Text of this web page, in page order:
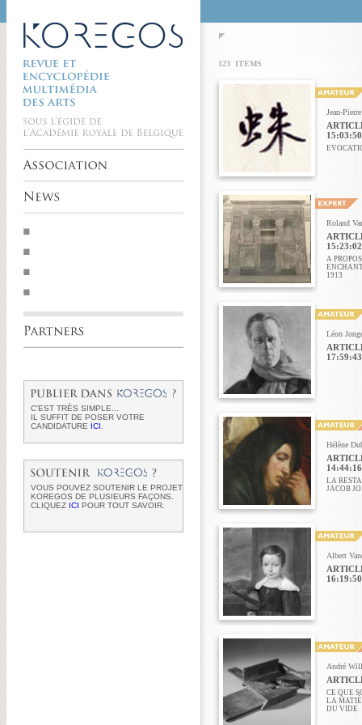
C'EST TRÈS SIMPLE...
IL SUFFIT DE POSER VOTRE
CANDIDATURE ICI
VOUS POUVEZ SOUTENIR LE PROJET
KOREGOS DE PLUSIEURS FAÇONS.
CLIQUEZ ICI POUR TOUT SAVOIR.
123 ITEMS
Jean-
Roland
A
1913
Léon
Hélène
LA
JACOB
Albert
André
CE QUE
LA
DU VIDE